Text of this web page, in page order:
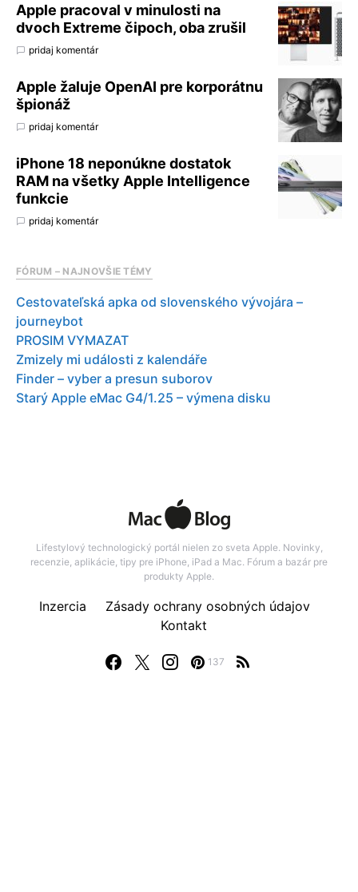
Apple pracoval v minulosti na
dvoch Extreme čipoch, oba zrušil
pridaj komentár
Apple žaluje OpenAI pre korporátnu
špionáž
pridaj komentár
iPhone 18 neponúkne dostatok
RAM na všetky Apple Intelligence
funkcie
pridaj komentár
FÓRUM – NAJNOVŠIE TÉMY
Cestovateľská apka od slovenského vývojára –
journeybot
PROSIM VYMAZAT
Zmizely mi události z kalendáře
Finder – vyber a presun suborov
Starý Apple eMac G4/1.25 – výmena disku
Lifestylový technologický portál nielen zo sveta Apple. Novinky,
recenzie, aplikácie, tipy pre iPhone, iPad a Mac. Fórum a bazár pre
produkty Apple.
137
Inzercia
Zásady ochrany osobných údajov
Kontakt